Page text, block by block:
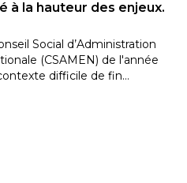
à la hauteur des enjeux.
Social d’Administration
(CSAMEN) de l'année
difficile de fin…